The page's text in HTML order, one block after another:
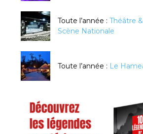
Toute l’année : Théâtre
Scène Nationale
Toute l’année : Le